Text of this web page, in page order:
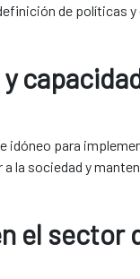
de políticas
idóneo para
la sociedad y
el sector